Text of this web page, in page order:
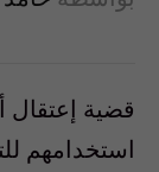
قضية إعتقال
استخدامهم